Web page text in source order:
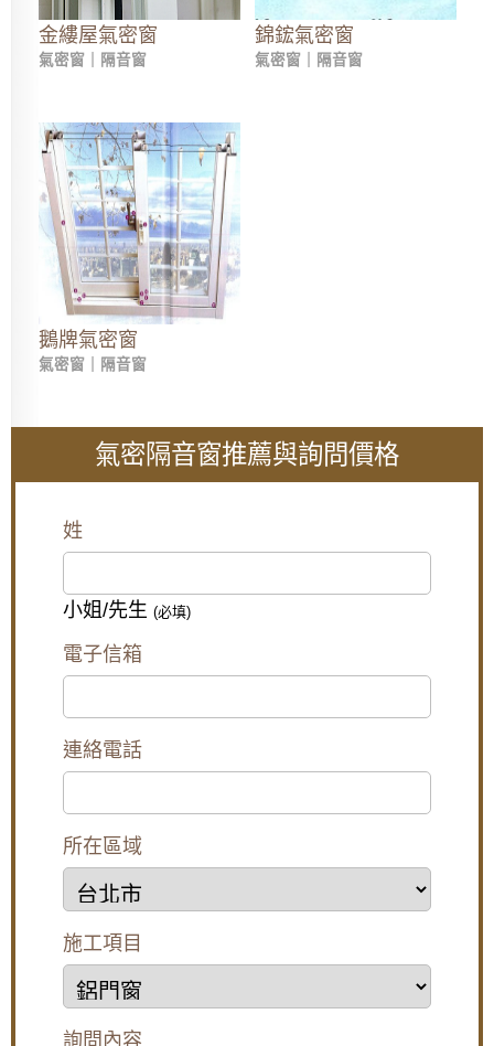
金縷屋氣密窗
氣密窗｜隔音窗
錦鋐氣密窗
氣密窗｜隔音窗
鵝牌氣密窗
氣密窗｜隔音窗
氣密隔音窗推薦與詢問價格
姓
小姐/先生 (必填)
電子信箱
連絡電話
所在區域
施工項目
詢問內容